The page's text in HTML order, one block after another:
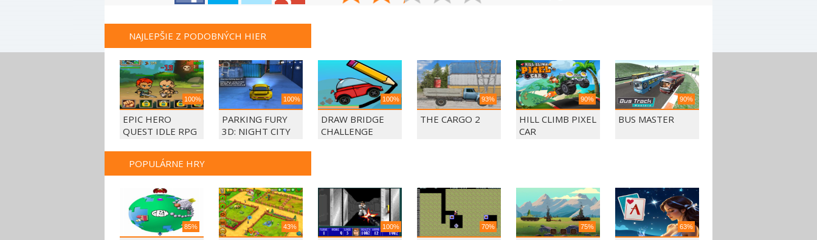
NAJLEPŠIE Z PODOBNÝCH HIER
100%
EPIC HERO
QUEST IDLE RPG
100%
PARKING FURY
3D: NIGHT CITY
100%
DRAW BRIDGE
CHALLENGE
93%
THE CARGO 2
90%
HILL CLIMB PIXEL
CAR
90%
BUS MASTER
POPULÁRNE HRY
85% 43% 100% 70% 75% 63%